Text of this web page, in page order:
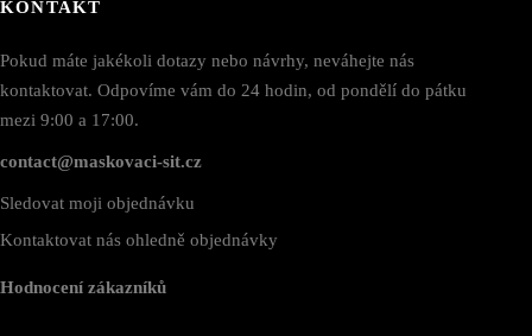
KONTAKT
Pokud máte jakékoli dotazy nebo návrhy, neváhejte nás
kontaktovat. Odpovíme vám do 24 hodin, od pondělí do pátku
mezi 9:00 a 17:00.
contact@maskovaci-sit.cz
Sledovat moji objednávku
Kontaktovat nás ohledně objednávky
Hodnocení zákazníků